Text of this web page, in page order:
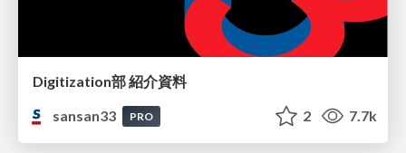
Digitization部 紹介資料
sansan33
PRO 2 7.7k